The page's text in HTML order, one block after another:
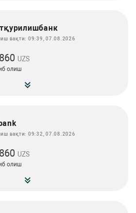
вақти: 09:39, 07.08.2026
UZS
олиш
вақти: 09:32, 07.08.2026
UZS
олиш